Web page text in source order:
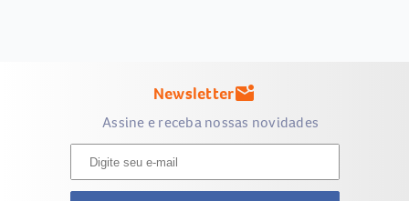
Newslettermark_email_unread
Assine e receba nossas novidades